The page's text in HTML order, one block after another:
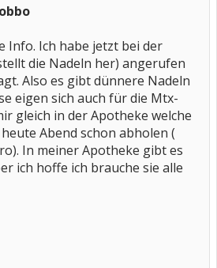
Info. Ich habe jetzt bei der
die Nadeln her) angerufen
Also es gibt dünnere Nadeln
eigen sich auch für die Mtx-
gleich in der Apotheke welche
Abend schon abholen (
In meiner Apotheke gibt es
ich hoffe ich brauche sie alle